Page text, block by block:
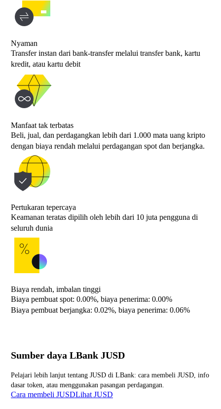
Nyaman
Transfer instan dari bank-transfer melalui transfer bank, kartu
kredit, atau kartu debit
Manfaat tak terbatas
Beli, jual, dan perdagangkan lebih dari 1.000 mata uang kripto
dengan biaya rendah melalui perdagangan spot dan berjangka.
Pertukaran tepercaya
Keamanan teratas dipilih oleh lebih dari 10 juta pengguna di
seluruh dunia
Biaya rendah, imbalan tinggi
Biaya pembuat spot: 0.00%, biaya penerima: 0.00%
Biaya pembuat berjangka: 0.02%, biaya penerima: 0.06%
Sumber daya LBank JUSD
Pelajari lebih lanjut tentang JUSD di LBank: cara membeli JUSD, info
dasar token, atau menggunakan pasangan perdagangan.
Cara membeli JUSDLihat JUSD